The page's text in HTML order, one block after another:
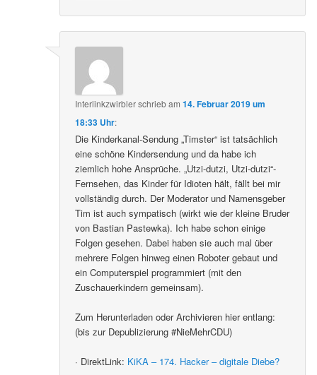
Interlinkzwirblerschriebam14. Februar 2019 um
18:33 Uhr:
Die Kinderkanal-Sendung „Timster“ ist tatsächlich
eine schöne Kindersendung und da habe ich
ziemlich hohe Ansprüche. „Utzi-dutzi, Utzi-dutzi“-
Fernsehen, das Kinder für Idioten hält, fällt bei mir
vollständig durch. Der Moderator und Namensgeber
Tim ist auch sympatisch (wirkt wie der kleine Bruder
von Bastian Pastewka). Ich habe schon einige
Folgen gesehen. Dabei haben sie auch mal über
mehrere Folgen hinweg einen Roboter gebaut und
ein Computerspiel programmiert (mit den
Zuschauerkindern gemeinsam).
Zum Herunterladen oder Archivieren hier entlang:
(bis zur Depublizierung #NieMehrCDU)
· DirektLink: KiKA – 174. Hacker – digitale Diebe?